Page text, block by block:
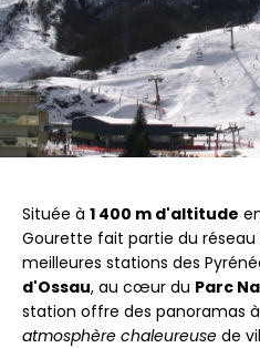
Située à 1 400 m d'altitude
Gourette fait partie du réseau
meilleures stations des
d'Ossau, au cœur du Parc
station offre des panoramas
atmosphère chaleureuse de